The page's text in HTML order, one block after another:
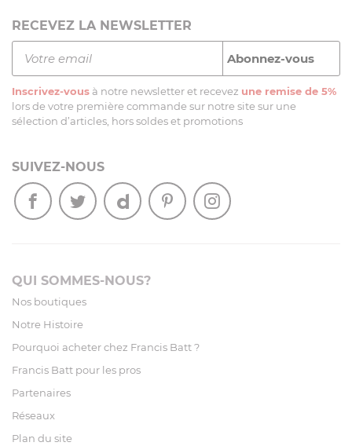
RECEVEZ LA NEWSLETTER
Inscrivez-vous à notre newsletter et recevez une remise de 5%
lors de votre première commande sur notre site sur une
sélection d’articles, hors soldes et promotions
SUIVEZ-NOUS
QUI SOMMES-NOUS?
Nos boutiques
Notre Histoire
Pourquoi acheter chez Francis Batt ?
Francis Batt pour les pros
Partenaires
Réseaux
Plan du site